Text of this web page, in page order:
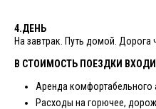
4.ДЕНЬ
На завтрак. Путь домой.
В СТОИМОСТЬ ПОЕЗДКИ
Аренда комфортабельного
Расходы на горючее,